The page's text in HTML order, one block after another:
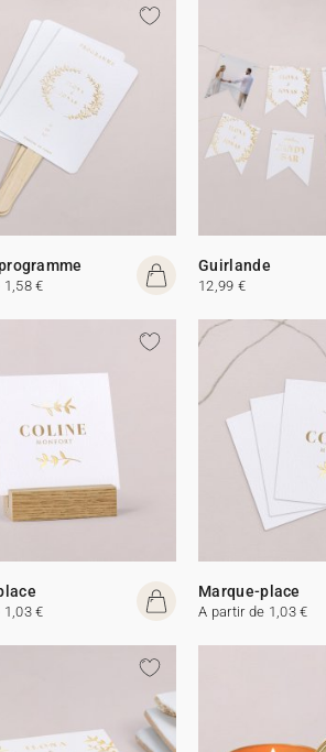
1,58 €
Guirlande
12,99 €
1,03 €
Marque-place
A partir de 1,03 €